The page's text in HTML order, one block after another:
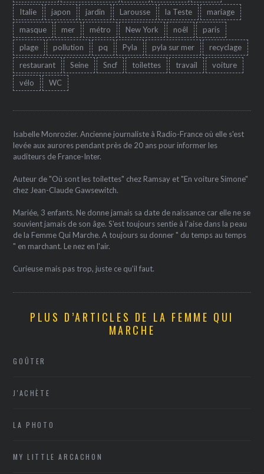
Italie
japon jardin Larousse la Teste
mariage
masque
mer métro New York noêl
paris
plage
pollution pq Pyla pyla sur mer
recyclage
restaurant
Seine Sncf toilettes travail
voiture
vélo
WC
Isabelle Monrozier. Ancienne journaliste à Radio-France où elle s'est
levée aux aurores pendant près de 20 ans pour informer les
auditeurs de France-Inter.
Auteur de "Où sont les toilettes" chez Ramsay et "En voiture Simone"
chez Jean-Claude Gawsewitch.
Mariée, 3 enfants. Ne donne jamais sa date de naissance car elle ne se
souvient jamais de son âge. S'est toujours sentie à l'aise dans la peau
de la Femme Qui Marche. A toujours su donner " du temps au temps
" en marchant. Le nez en l'air.
Curieuse mais pas trop, juste ce qu'il faut.
PLUS D’ARTICLES DE LA FEMME QUI
MARCHE
GOÛTER
J'ACHÈTE
LA PHOTO
MY LITTLE ARCACHON